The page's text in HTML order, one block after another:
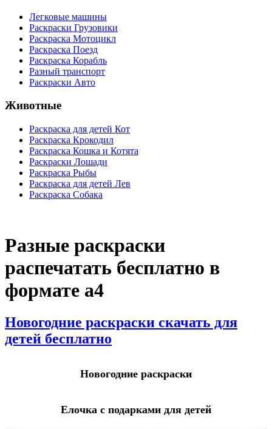
Легковые машины
Раскраски Грузовики
Раскраска Мотоцикл
Раскраска Поезд
Раскраска Корабль
Разный транспорт
Раскраски Авто
Животные
Раскраска для детей Кот
Раскраска Крокодил
Раскраска Кошка и Котята
Раскраски Лошади
Раскраска Рыбы
Раскраска для детей Лев
Раскраска Собака
Разные раскраски
распечатать бесплатно в
формате а4
Новогодние раскраски скачать для
детей бесплатно
Новогодние раскраски
Елочка с подарками для детей